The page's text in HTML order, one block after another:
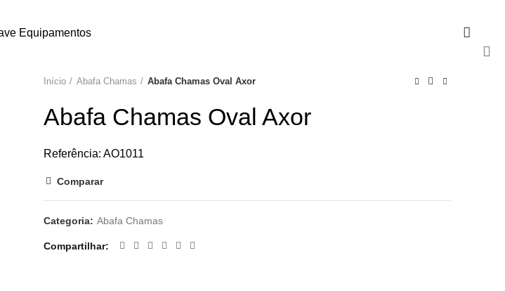
Início Abafa Chamas Abafa Chamas Oval Axor
Abafa Chamas Oval Axor
Referência: AO1011
Comparar
Categoria: Abafa Chamas
Compartilhar